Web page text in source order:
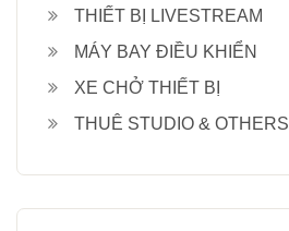
THIẾT BỊ LIVESTREAM
MÁY BAY ĐIỀU KHIỂN
XE CHỞ THIẾT BỊ
THUÊ STUDIO & OTHERS